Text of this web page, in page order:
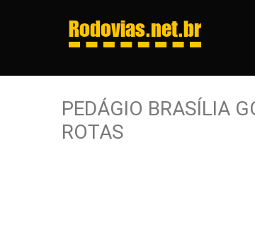
Rodovias.net.br
PEDÁGIO BRASÍLIA
ROTAS